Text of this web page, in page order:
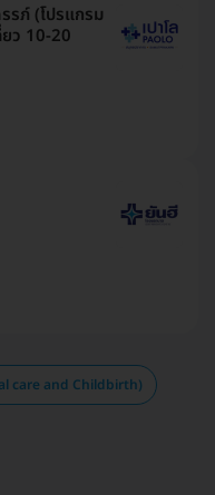
รภ์ (โปรแกรม
ว 10-20
care and Childbirth)